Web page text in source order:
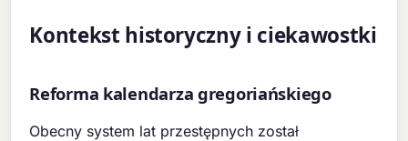
Kontekst historyczny i ciekawostki
Reforma kalendarza gregoriańskiego
Obecny system lat przestępnych został